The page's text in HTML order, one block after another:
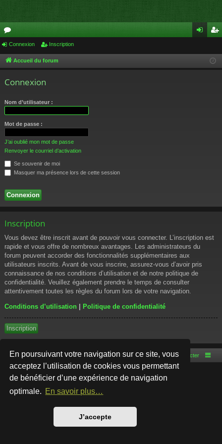
En poursuivant votre navigation sur ce site, vous
acceptez l’utilisation de cookies vous permettant
de bénéficier d’une expérience de navigation
optimale. En savoir plus…
J’accepte
or
u cri
Connexion Inscription
Accueil du forum
Connexion
Nom d’utilisateur :
Mot de passe :
J’ai oublié mon mot de passe
Renvoyer le courriel d’activation
Se souvenir de moi
Masquer ma présence lors de cette session
Inscription
Vous devez être inscrit avant de pouvoir vous connecter. L’inscription est
rapide et vous offre de nombreux avantages. Les administrateurs du
forum peuvent accorder des fonctionnalités supplémentaires aux
utilisateurs inscrits. Avant de vous inscrire, assurez-vous d’avoir pris
connaissance de nos conditions d’utilisation et de notre politique de
confidentialité. Veuillez également prendre le temps de consulter
attentivement toutes les règles du forum lors de votre navigation.
Conditions d’utilisation | Politique de confidentialité
Inscription
Accueil du forum Nous contacter
Développé parphpBB® Forum Software © phpBB Limited
Style par
Traduction française officielle